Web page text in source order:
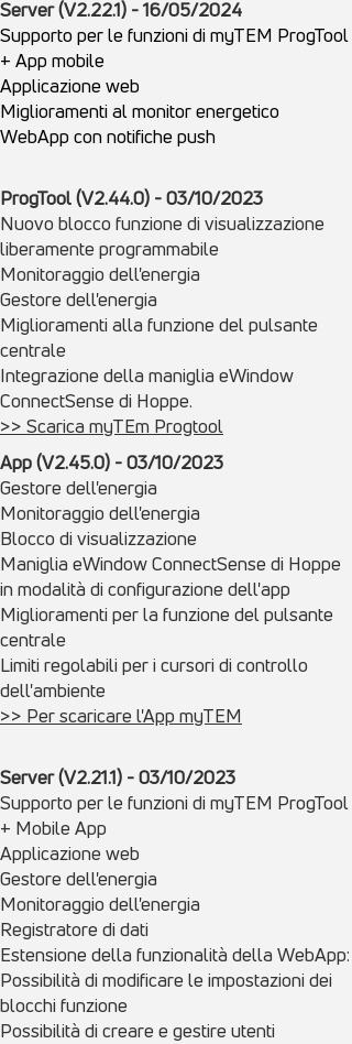
Server (V2.22.1) - 16/05/2024
Supporto per le funzioni di myTEM ProgTool
+ App mobile
Applicazione web
Miglioramenti al monitor energetico
WebApp con notifiche push
ProgTool (V2.44.0) - 03/10/2023
Nuovo blocco funzione di visualizzazione
liberamente programmabile
Monitoraggio dell'energia
Gestore dell'energia
Miglioramenti alla funzione del pulsante
centrale
Integrazione della maniglia eWindow
ConnectSense di Hoppe.
>> Scarica myTEm Progtool
App (V2.45.0) - 03/10/2023
Gestore dell'energia
Monitoraggio dell'energia
Blocco di visualizzazione
Maniglia eWindow ConnectSense di Hoppe
in modalità di configurazione dell'app
Miglioramenti per la funzione del pulsante
centrale
Limiti regolabili per i cursori di controllo
dell'ambiente
>> Per scaricare l'App myTEM
Server (V2.21.1) - 03/10/2023
Supporto per le funzioni di myTEM ProgTool
+ Mobile App
Applicazione web
Gestore dell'energia
Monitoraggio dell'energia
Registratore di dati
Estensione della funzionalità della WebApp:
Possibilità di modificare le impostazioni dei
blocchi funzione
Possibilità di creare e gestire utenti